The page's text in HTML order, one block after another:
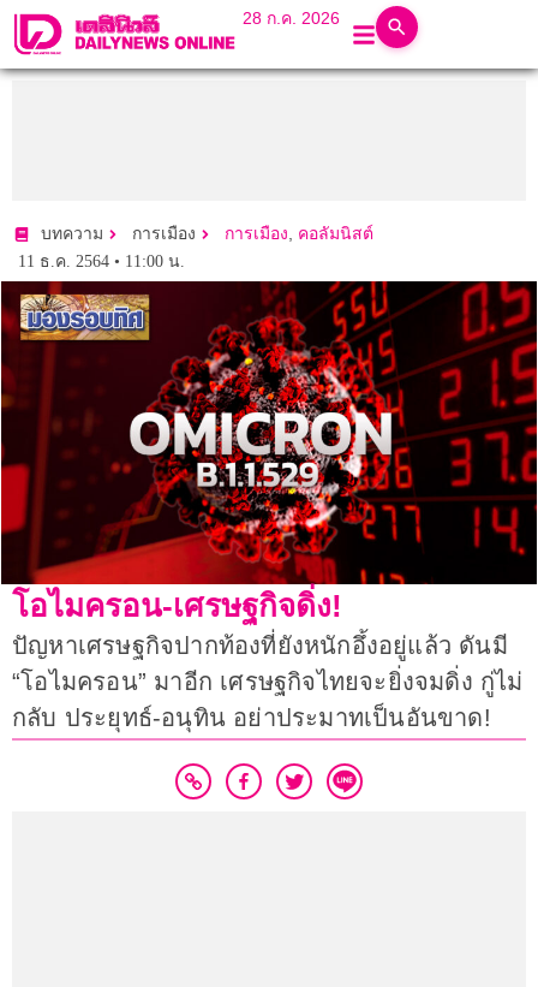
28 ก.ค. 2026
บทความ การเมือง การเมือง, คอลัมนิสต์
11 ธ.ค. 2564 • 11:00 น.
โอไมครอน-เศรษฐกิจดิ่ง!
ปัญหาเศรษฐกิจปากท้องที่ยังหนักอึ้งอยู่แล้ว ดันมี
“โอไมครอน” มาอีก เศรษฐกิจไทยจะยิ่งจมดิ่ง กู่ไม่
กลับ ประยุทธ์-อนุทิน อย่าประมาทเป็นอันขาด!